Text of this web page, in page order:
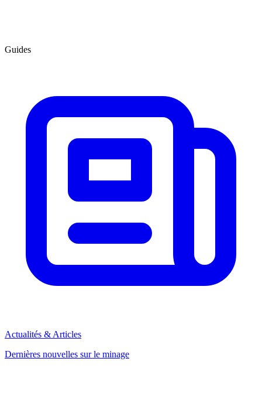
Guides
Actualités & Articles
Dernières nouvelles sur le minage